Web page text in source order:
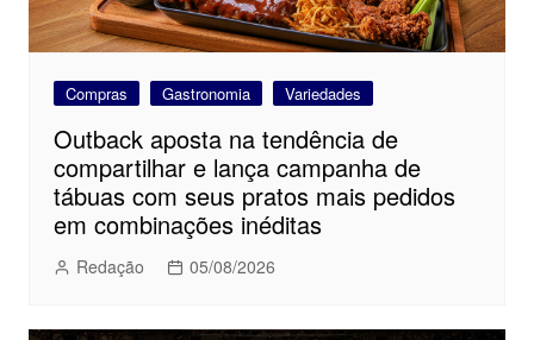
Compras Gastronomia Variedades
Outback aposta na tendência de
compartilhar e lança campanha de
tábuas com seus pratos mais pedidos
em combinações inéditas
Redação 05/08/2026